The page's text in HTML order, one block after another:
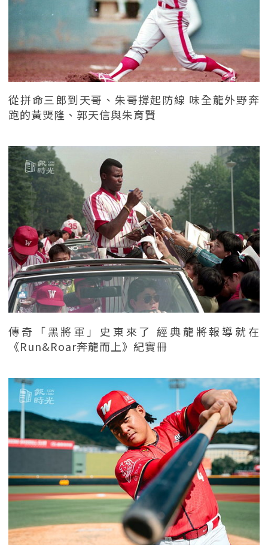
從拼命三郎到天哥、朱哥撐起防線 味全龍外野奔
跑的黃煚隆、郭天信與朱育賢
傳奇「黑將軍」史東來了 經典龍將報導就在
《Run&Roar奔龍而上》紀實冊